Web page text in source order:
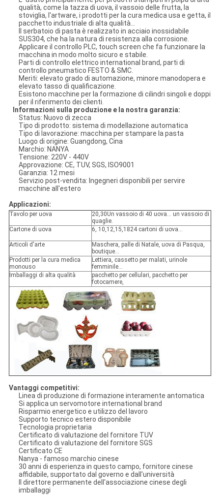
qualità, come la tazza di uova, il vassoio delle frutta, la
stoviglia, l'artware, i prodotti per la cura medica usa e getta, il
pacchetto industriale di alta qualità...
Il serbatoio di pasta è realizzato in acciaio inossidabile
SUS304, che ha la natura di resistenza alla corrosione.
Applicare il controllo PLC, touch screen che fa funzionare la
macchina in modo molto sicuro e stabile.
Parti di controllo elettrico international brand, parti di
controllo pneumatico FESTO & SMC.
Meriti: elevato grado di automazione, minore manodopera e
elevato tasso di qualificazione.
Esistono macchine per la formazione di cilindri singoli e doppi
per il riferimento dei clienti.
Informazioni sulla produzione e la nostra garanzia:
Status: Nuovo di zecca
Tipo di prodotto: sistema di modellazione automatica
Tipo di lavorazione: macchina per stampare la pasta
Luogo di origine: Guangdong, Cina
Marchio: NANYA
Tensione: 220V - 440V
Approvazione: CE, TUV, SGS, ISO9001
Garanzia: 12 mesi
Servizio post-vendita: Ingegneri disponibili per servire
macchine all'estero
Applicazioni:
Tavolo per uova
20,30Un vassoio di 40 uova... un vassoio di
quaglie.
Cartone di uova
6, 10,12,15,1824 cartoni di uova...
Articoli d'arte
Maschera, palle di Natale, uova di Pasqua,
boutique...
Prodotti per la cura medica
monouso
Lettiera, cassetto per malati, urinole
femminile...
Imballaggi di alta qualità
pacchetto per cellulari, pacchetto per
fotocamere,
Vantaggi competitivi:
Linea di produzione di formazione interamente antomatica
Si applica un servomotore international brand
Risparmio energetico e utilizzo del lavoro
Supporto tecnico estero disponibile
Tecnologia proprietaria
Certificato di valutazione del fornitore TUV
Certificato di valutazione del fornitore SGS
Certificato CE
Nanya - famoso marchio cinese
30 anni di esperienza in questo campo, fornitore cinese
affidabile, supportato dal governo e dall'università
Il direttore permanente dell'associazione cinese degli
imballaggi